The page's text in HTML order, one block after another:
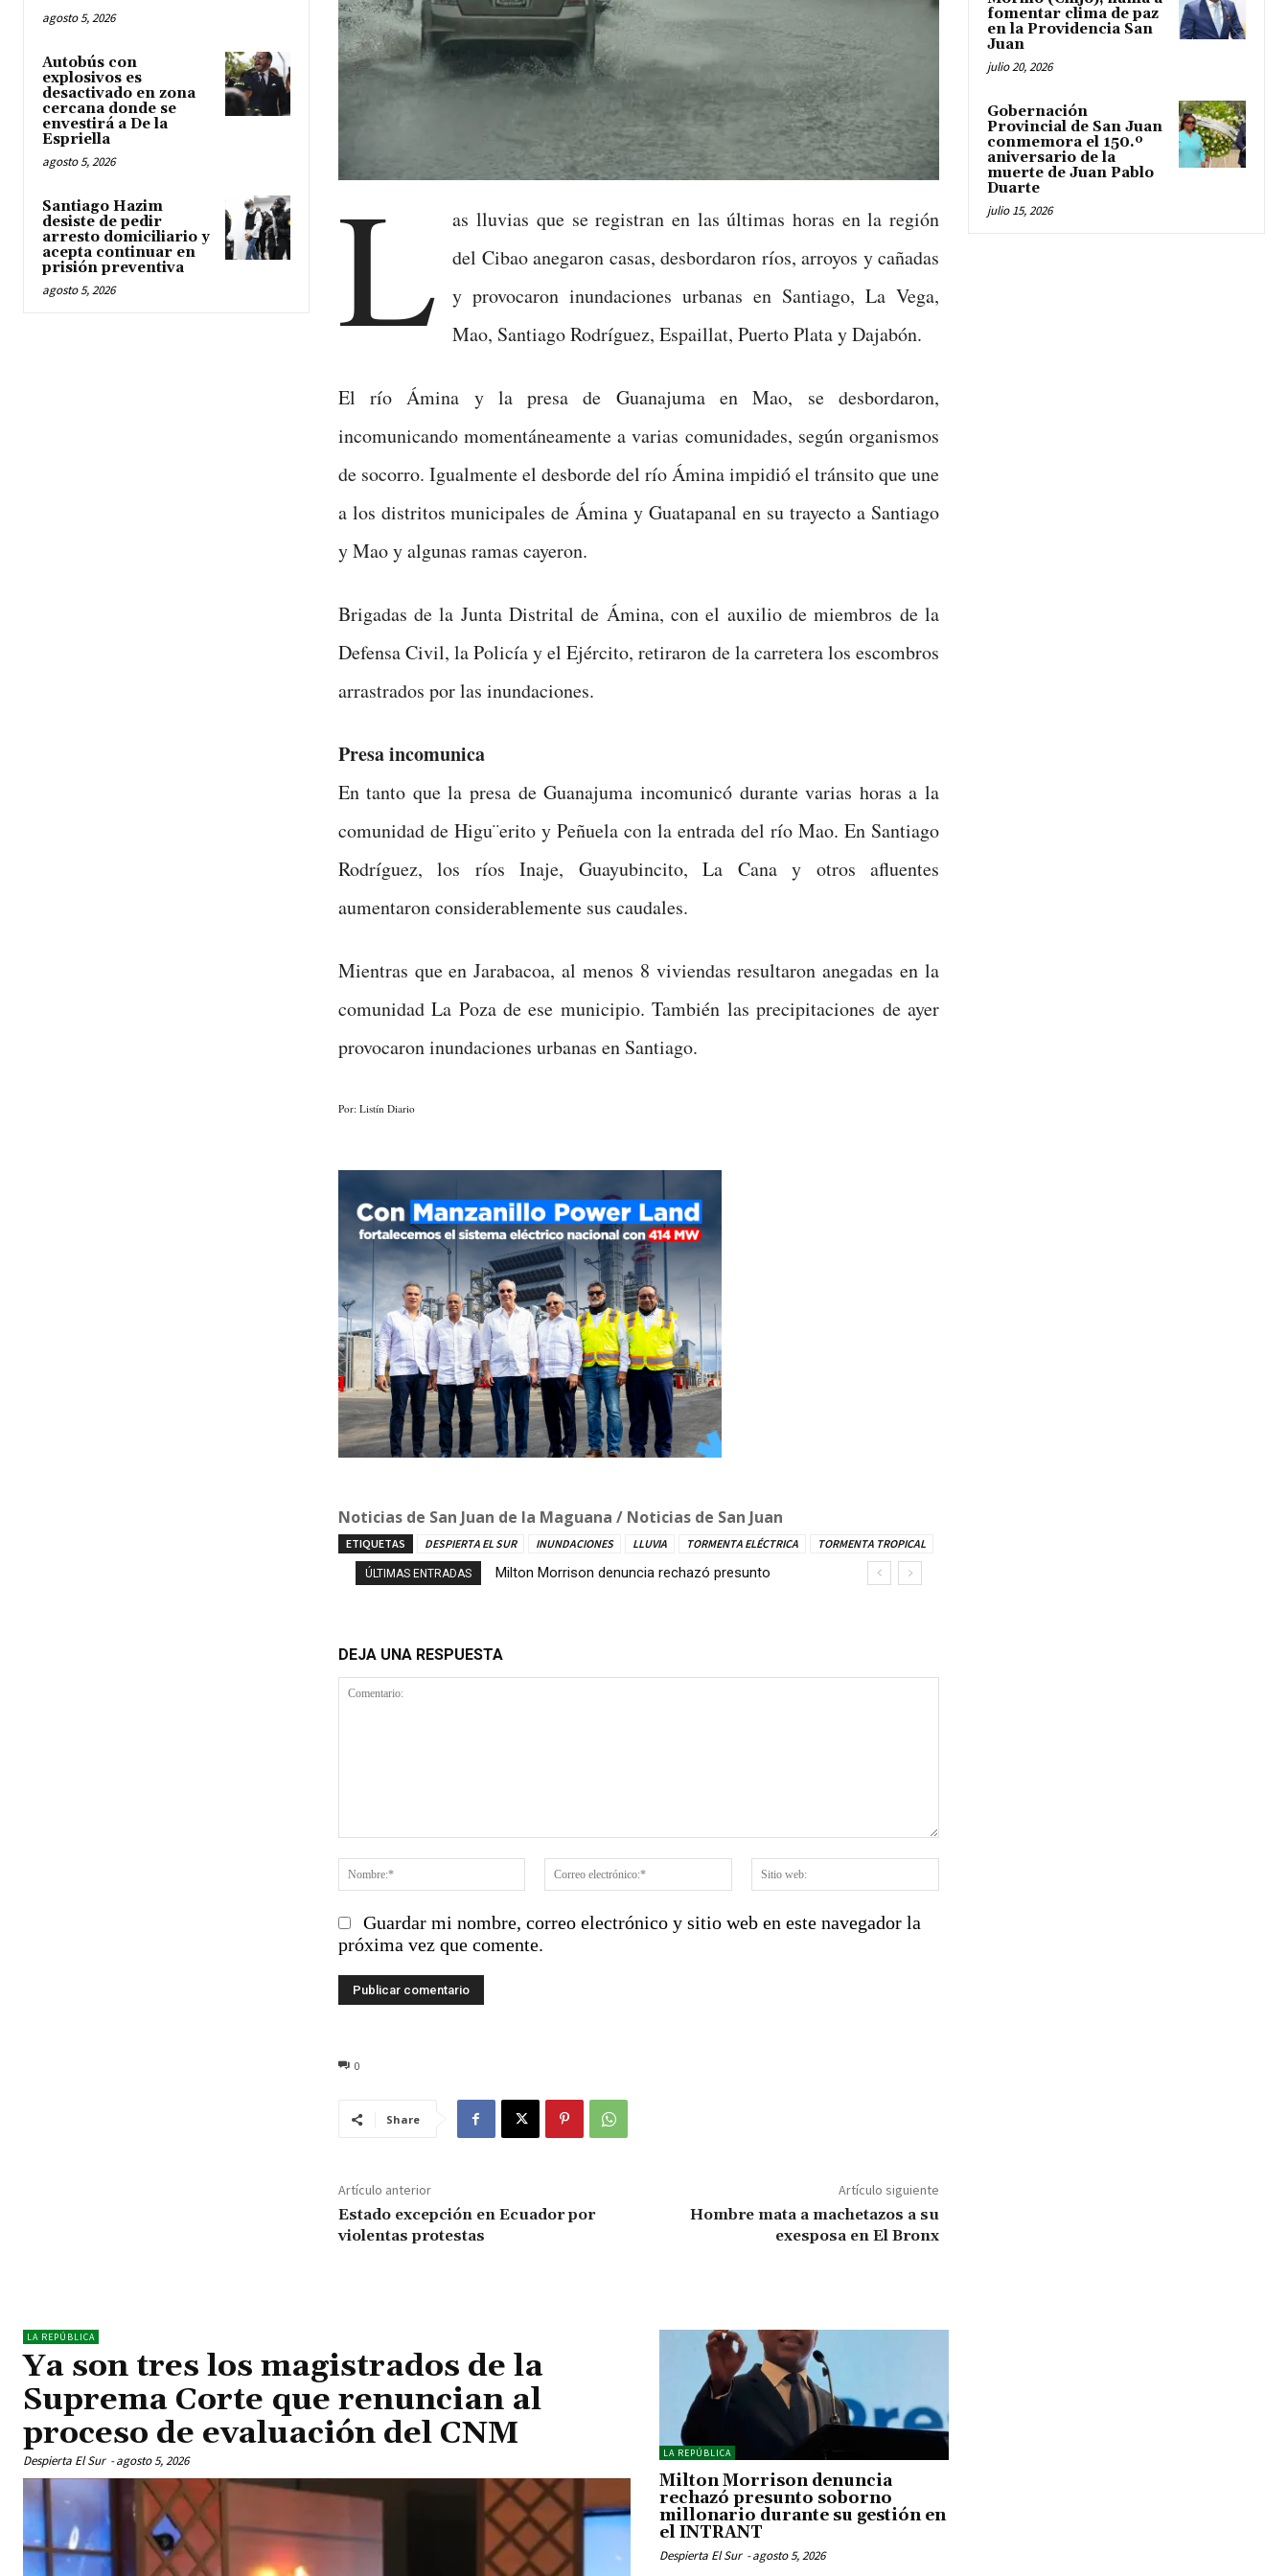
agosto 5, 2026
Autobús con
explosivos es
desactivado en zona
cercana donde se
envestirá a De la
Espriella
agosto 5, 2026
Santiago Hazim
desiste de pedir
arresto domiciliario y
acepta continuar en
prisión preventiva
agosto 5, 2026 L
as lluvias que se registran en las últimas horas en la región
del Cibao anegaron casas, desbordaron ríos, arroyos y cañadas
y provocaron inundaciones urbanas en Santiago, La Vega,
Mao, Santiago Rodríguez, Espaillat, Puerto Plata y Dajabón.
El río Ámina y la presa de Guanajuma en Mao, se desbordaron,
incomunicando momentáneamente a varias comunidades, según organismos
de socorro. Igualmente el desborde del río Ámina impidió el tránsito que une
a los distritos municipales de Ámina y Guatapanal en su trayecto a Santiago
y Mao y algunas ramas cayeron.
Brigadas de la Junta Distrital de Ámina, con el auxilio de miembros de la
Defensa Civil, la Policía y el Ejército, retiraron de la carretera los escombros
arrastrados por las inundaciones.
Presa incomunica
En tanto que la presa de Guanajuma incomunicó durante varias horas a la
comunidad de Higu¨erito y Peñuela con la entrada del río Mao. En Santiago
Rodríguez, los ríos Inaje, Guayubincito, La Cana y otros afluentes
aumentaron considerablemente sus caudales.
Mientras que en Jarabacoa, al menos 8 viviendas resultaron anegadas en la
comunidad La Poza de ese municipio. También las precipitaciones de ayer
provocaron inundaciones urbanas en Santiago.
Por: Listín Diario
Noticias de San Juan de la Maguana / Noticias de San Juan
ETIQUETAS DESPIERTA EL SUR INUNDACIONES LLUVIA TORMENTA ELÉCTRICA TORMENTA TROPICAL
ÚLTIMAS ENTRADAS
Milton Morrison denuncia rechazó presunto
Autobús con explosivos es desactivado en zona
DEJA UNA RESPUESTA
Nombre:*
Correo
electrónico:*
web:
Guardar mi nombre, correo electrónico y sitio web en este navegador la
próxima vez que comente.
0
Share
Artículo anterior
Estado excepción en Ecuador por
violentas protestas
Artículo siguiente
Hombre mata a machetazos a su
exesposa en El Bronx
fomentar clima de paz
en la Providencia San
Juan
julio 20, 2026
Gobernación
Provincial de San Juan
conmemora el 150.º
aniversario de la
muerte de Juan Pablo
Duarte
julio 15, 2026
LA REPÚBLICA
Ya son tres los magistrados de la
Suprema Corte que renuncian al
proceso de evaluación del CNM
Despierta El Sur -agosto 5, 2026 LA REPÚBLICA
Milton Morrison denuncia
rechazó presunto soborno
millonario durante su gestión en
el INTRANT
Despierta El Sur -agosto 5, 2026